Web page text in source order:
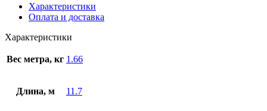
Характеристики
Оплата и доставка
Характеристики
Вес метра, кг 1.66
Длина, м 11.7